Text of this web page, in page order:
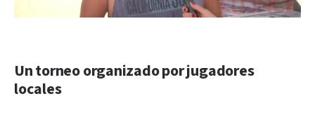
Un torneo organizado por jugadores
locales